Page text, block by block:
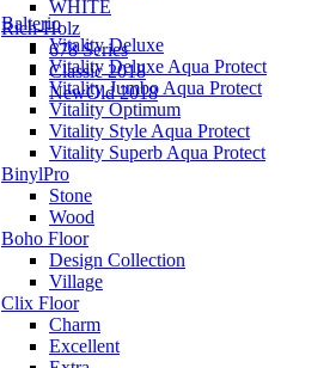
WHITE
Rich-Holz
678 Series
Classic 2018
NewOld 2018
Balterio
Vitality Deluxe
Vitality Deluxe Aqua Protect
Vitality Jumbo Aqua Protect
Vitality Optimum
Vitality Style Aqua Protect
Vitality Superb Aqua Protect
BinylPro
Stone
Wood
Boho Floor
Design Collection
Village
Clix Floor
Charm
Excellent